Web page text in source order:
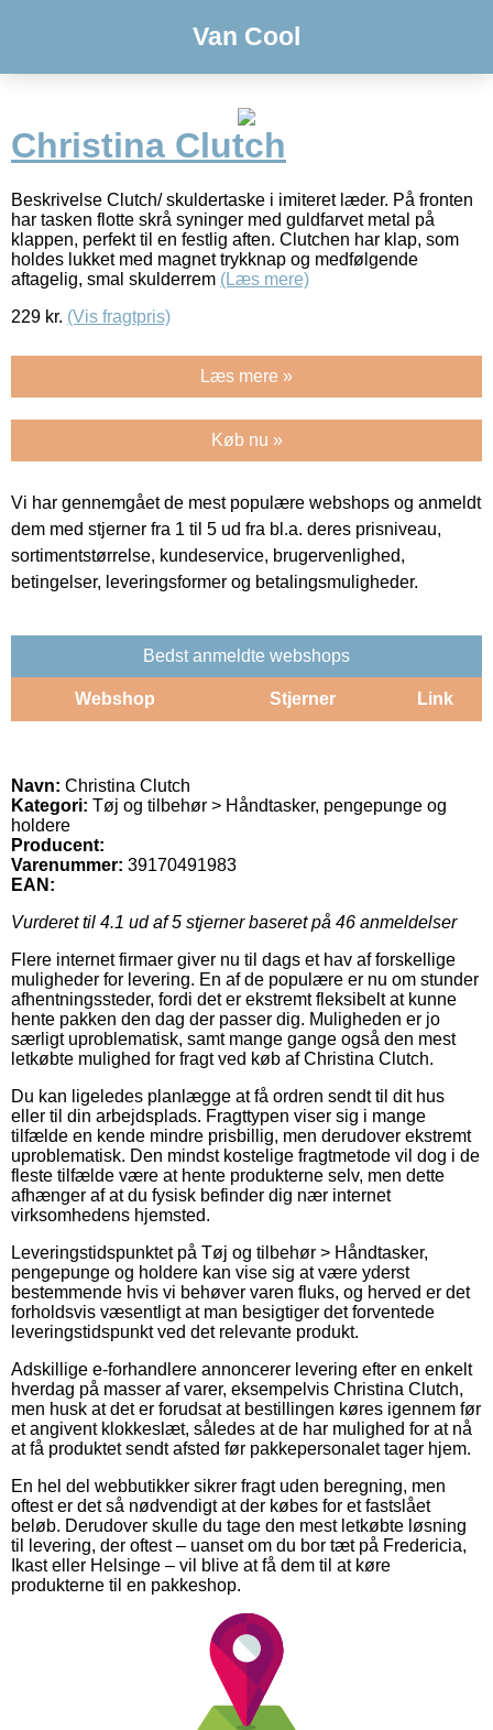
Van Cool
Christina Clutch
Beskrivelse Clutch/ skuldertaske i imiteret læder. På fronten
har tasken flotte skrå syninger med guldfarvet metal på
klappen, perfekt til en festlig aften. Clutchen har klap, som
holdes lukket med magnet trykknap og medfølgende
aftagelig, smal skulderrem (Læs mere)
229 kr. (Vis fragtpris)
Læs mere »
Køb nu »
Vi har gennemgået de mest populære webshops og anmeldt
dem med stjerner fra 1 til 5 ud fra bl.a. deres prisniveau,
sortimentstørrelse, kundeservice, brugervenlighed,
betingelser, leveringsformer og betalingsmuligheder.
Bedst anmeldte webshops
Webshop Stjerner Link
Navn: Christina Clutch
Kategori: Tøj og tilbehør > Håndtasker, pengepunge og
holdere
Producent:
Varenummer: 39170491983
EAN:
Vurderet til 4.1 ud af 5 stjerner baseret på 46 anmeldelser
Flere internet firmaer giver nu til dags et hav af forskellige
muligheder for levering. En af de populære er nu om stunder
afhentningssteder, fordi det er ekstremt fleksibelt at kunne
hente pakken den dag der passer dig. Muligheden er jo
særligt uproblematisk, samt mange gange også den mest
letkøbte mulighed for fragt ved køb af Christina Clutch.
Du kan ligeledes planlægge at få ordren sendt til dit hus
eller til din arbejdsplads. Fragttypen viser sig i mange
tilfælde en kende mindre prisbillig, men derudover ekstremt
uproblematisk. Den mindst kostelige fragtmetode vil dog i de
fleste tilfælde være at hente produkterne selv, men dette
afhænger af at du fysisk befinder dig nær internet
virksomhedens hjemsted.
Leveringstidspunktet på Tøj og tilbehør > Håndtasker,
pengepunge og holdere kan vise sig at være yderst
bestemmende hvis vi behøver varen fluks, og herved er det
forholdsvis væsentligt at man besigtiger det forventede
leveringstidspunkt ved det relevante produkt.
Adskillige e-forhandlere annoncerer levering efter en enkelt
hverdag på masser af varer, eksempelvis Christina Clutch,
men husk at det er forudsat at bestillingen køres igennem før
et angivent klokkeslæt, således at de har mulighed for at nå
at få produktet sendt afsted før pakkepersonalet tager hjem.
En hel del webbutikker sikrer fragt uden beregning, men
oftest er det så nødvendigt at der købes for et fastslået
beløb. Derudover skulle du tage den mest letkøbte løsning
til levering, der oftest – uanset om du bor tæt på Fredericia,
Ikast eller Helsinge – vil blive at få dem til at køre
produkterne til en pakkeshop.